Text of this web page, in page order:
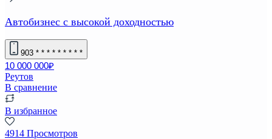
Автобизнес с высокой доходностью
903 * * * * * * * * *
10 000 000₽
Реутов
В сравнение
В избранное
4914 Просмотров